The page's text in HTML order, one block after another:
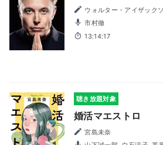
ウォルター・アイザック
市村徹
13:14:17
聴き放題対象
婚活マエストロ
宮島未奈